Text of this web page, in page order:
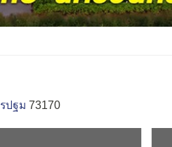
ปฐม 73170